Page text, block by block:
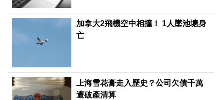
加拿大2飛機空中相撞！ 1人墜池塘身
亡
上海雪花膏走入歷史？公司欠債千萬
遭破產清算